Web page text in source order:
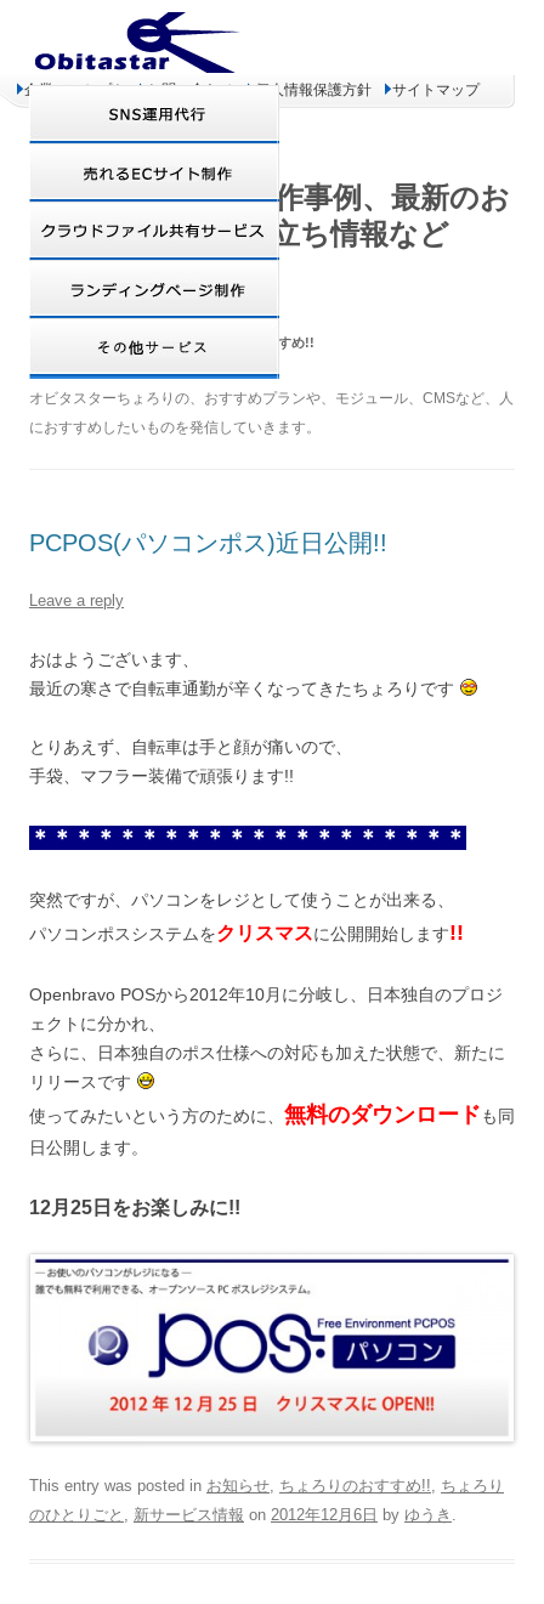
企業コンセプト お問い合わせ 個人情報保護方針 サイトマップ
オビタスター 制作事例、最新のお
得情報、お役立ち情報など
CATEGORY ARCHIVES:ちょろりのおすすめ!!
オビタスターちょろりの、おすすめプランや、モジュール、CMSなど、人
におすすめしたいものを発信していきます。
PCPOS(パソコンポス)近日公開!!
Leave a reply
おはようございます、
最近の寒さで自転車通勤が辛くなってきたちょろりです
とりあえず、自転車は手と顔が痛いので、
手袋、マフラー装備で頑張ります!!
＊＊＊＊＊＊＊＊＊＊＊＊＊＊＊＊＊＊＊＊
突然ですが、パソコンをレジとして使うことが出来る、
パソコンポスシステムをクリスマスに公開開始します!!
Openbravo POSから2012年10月に分岐し、日本独自のプロジ
ェクトに分かれ、
さらに、日本独自のポス仕様への対応も加えた状態で、新たに
リリースです
使ってみたいという方のために、 無料のダウンロードも同
日公開します。
12月25日をお楽しみに!!
This entry was posted in お知らせ, ちょろりのおすすめ!!, ちょろり
のひとりごと , 新サービス情報 on 2012年12月6日 by ゆうき .